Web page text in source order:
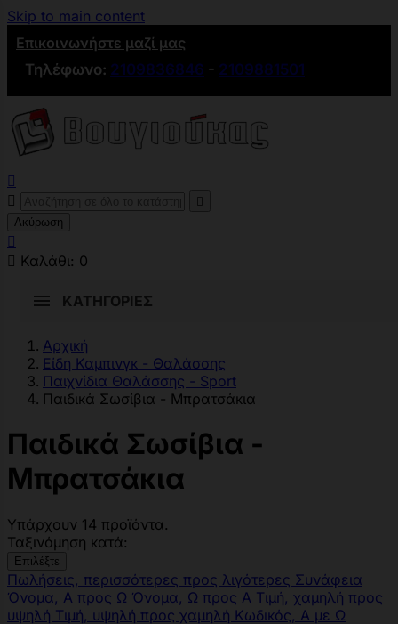
Skip to main content
Επικοινωνήστε μαζί μας
Τηλέφωνο: 2109836846 - 2109881501



Ακύρωση

 Καλάθι: 0
ΚΑΤΗΓΟΡΊΕΣ
Αρχική
Είδη Καμπινγκ - Θαλάσσης
Παιχνίδια Θαλάσσης - Sport
Παιδικά Σωσίβια - Μπρατσάκια
Παιδικά Σωσίβια -
Μπρατσάκια
Υπάρχουν 14 προϊόντα.
Ταξινόμηση κατά:
Επιλέξτε
Πωλήσεις, περισσότερες προς λιγότερες Συνάφεια
Όνομα, Α προς Ω Όνομα, Ω προς Α Τιμή, χαμηλή προς
υψηλή Τιμή, υψηλή προς χαμηλή Κωδικός, Α με Ω